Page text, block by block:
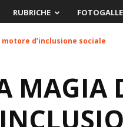
RUBRICHE
d’inclusione sociale
MAGIA